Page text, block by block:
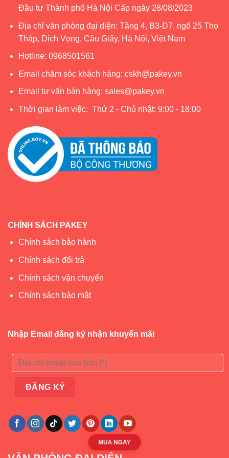
đầu tiên.
Thiết kế màu trắng kem sang trọng theo phong cách Hàn
Đầu tư Thành phố Hà Nội Cấp ngày 28/08/2023
Địa chỉ văn phòng đại diện: Tầng 4, B3-D7, ngõ 25 Thọ
Tháp, Dịch Vọng, Cầu Giấy, Hà Nội, Việt Nam
Hotline: 0968501561
Email chăm sóc khách hàng: cskh@pakey.vn
Email tư vấn bán hàng: sales@pakey.vn
Thời gian làm việc: Thứ 2 - Chủ nhật: 9:00 - 18:00
CHÍNH SÁCH PAKEY
Chính sách bảo hành
Chính sách đổi trả
Chính sách vận chuyển
Chính sách bảo mật
Nhập Email đăng ký nhận khuyến mãi
MUA NGAY